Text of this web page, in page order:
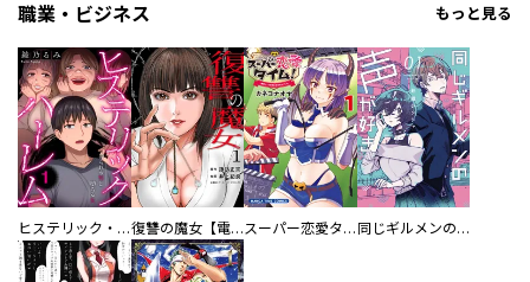
職業・ビジネス もっと見る
ヒステリック・ハーレム～搾られる男と堕ちる女～【電子単行本版】 復讐の魔女【電子単行本版】 スーパー恋愛タイム！～現場でドＳな彼女は自宅でデレる～ 同じギルメンの声が好き